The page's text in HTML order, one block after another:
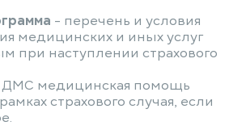
- перечень и условия
медицинских и иных услуг
при наступлении страхового
ДМС медицинская помощь
страхового случая, если